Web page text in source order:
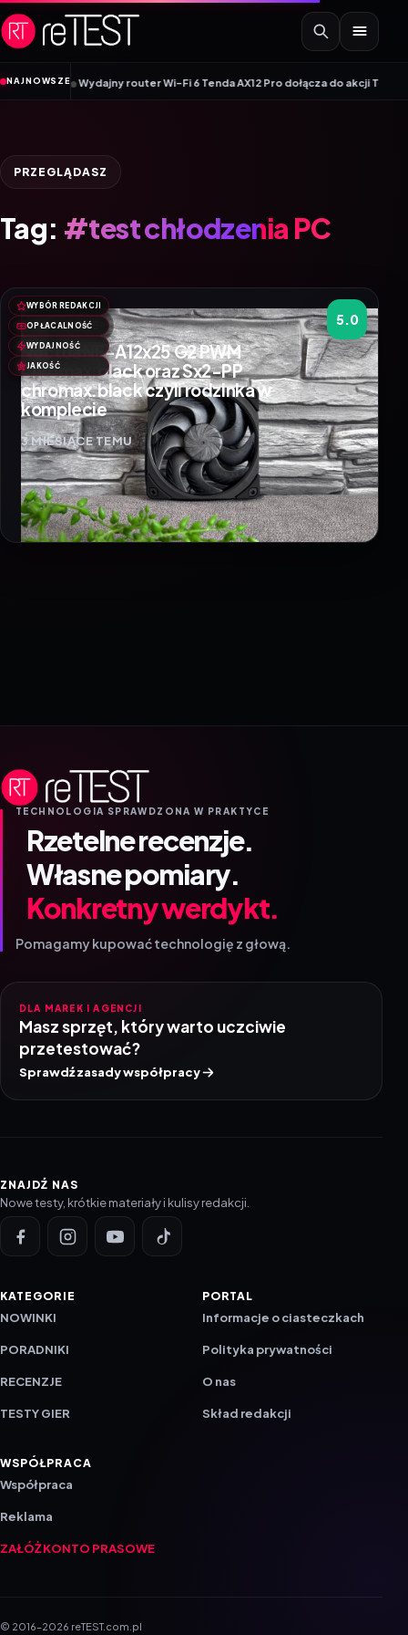
Przejdź do treści
NAJNOWSZE
linii• Wydajny router Wi-Fi 6 Tenda AX12 Pro dołącza do akcji Tenda
PRZEGLĄDASZ
Tag: #test chłodzenia PC
WYBÓR REDAKCJI
OPŁACALNOŚĆ
WYDAJNOŚĆ
JAKOŚĆ
5.0
RECENZJE
Noctua NF-A12x25 G2 PWM
chromax.black oraz Sx2-PP
chromax.black czyli rodzinka w
komplecie
3 MIESIĄCE TEMU
TECHNOLOGIA SPRAWDZONA W PRAKTYCE
Rzetelne recenzje.
Własne pomiary.
Konkretny werdykt.
Pomagamy kupować technologię z głową.
DLA MAREK I AGENCJI
Masz sprzęt, który warto uczciwie
przetestować?
Sprawdź zasady współpracy
ZNAJDŹ NAS
Nowe testy, krótkie materiały i kulisy redakcji.
KATEGORIE
NOWINKI
PORADNIKI
RECENZJE
TESTY GIER
PORTAL
Informacje o ciasteczkach
Polityka prywatności
O nas
Skład redakcji
WSPÓŁPRACA
Współpraca
Reklama
ZAŁÓŻ KONTO PRASOWE
© 2016–2026 reTEST.com.pl